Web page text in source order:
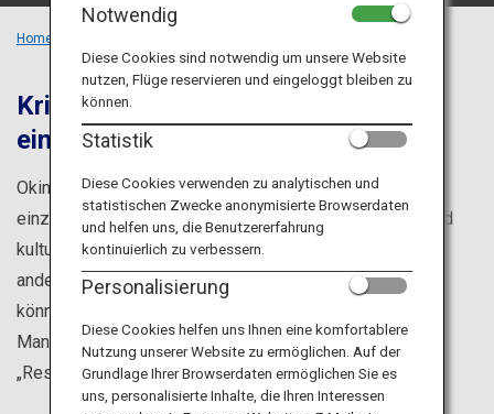
ANA Services
Home
Kristallklares blaues Wasser und
einzigartige heimatliche Kultur
Okinawa zeichnet sich seit der Antike durch ihre
einzigartige Kultur aus. Abgesehen von kulinarischen und
kulturellen Erlebnissen wie z. B. Gebäuden, die sich von
anderen auf dem japanischen Archipel unterscheiden,
können Sie dank schönem Meer, weißen Sandstränden,
Mangrovenwäldern und vielem mehr auch das typische
„Resort-Gefühl“ verspüren.
Notwendig
Diese Cookies sind notwendig um unsere Website
nutzen, Flüge reservieren und eingeloggt bleiben zu
können.
Statistik
Diese Cookies verwenden zu analytischen und
statistischen Zwecke anonymisierte Browserdaten
und helfen uns, die Benutzererfahrung
kontinuierlich zu verbessern.
Personalisierung
Diese Cookies helfen uns Ihnen eine komfortablere
Nutzung unserer Website zu ermöglichen. Auf der
Grundlage Ihrer Browserdaten ermöglichen Sie es
uns, personalisierte Inhalte, die Ihren Interessen